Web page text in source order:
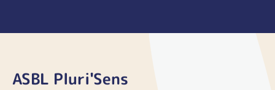
ASBL Pluri'Sens